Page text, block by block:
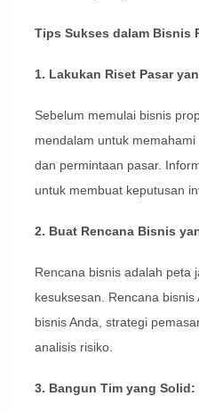
Tips Sukses dalam Bisnis
1. Lakukan Riset Pasar
Sebelum memulai bisnis
mendalam untuk
dan permintaan pasar.
untuk membuat keputusan
2. Buat Rencana Bisnis
Rencana bisnis adalah peta
kesuksesan. Rencana
bisnis Anda, strategi
analisis risiko.
3. Bangun Tim yang Solid: